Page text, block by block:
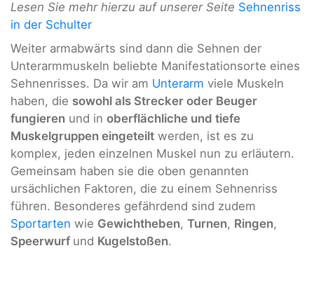
Lesen Sie mehr hierzu auf unserer Seite Sehnenriss
in der Schulter
Weiter armabwärts sind dann die Sehnen der
Unterarmmuskeln beliebte Manifestationsorte eines
Sehnenrisses. Da wir am Unterarm viele Muskeln
haben, die sowohl als Strecker oder Beuger
fungieren und in oberflächliche und tiefe
Muskelgruppen eingeteilt werden, ist es zu
komplex, jeden einzelnen Muskel nun zu erläutern.
Gemeinsam haben sie die oben genannten
ursächlichen Faktoren, die zu einem Sehnenriss
führen. Besonderes gefährdend sind zudem
Sportarten wie Gewichtheben, Turnen, Ringen,
Speerwurf und Kugelstoßen.